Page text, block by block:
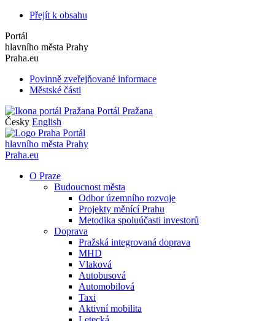
Přejít k obsahu
Portál
hlavního města Prahy
Praha.eu
Povinně zveřejňované informace
Městské části
Portál Pražana
Česky English
Portál
hlavního města Prahy
Praha.eu
O Praze
Budoucnost města
Odbor územního rozvoje
Projekty měnící Prahu
Metodika spoluúčasti investorů
Doprava
Pražská integrovaná doprava
MHD
Vlaková
Autobusová
Automobilová
Taxi
Aktivní mobilita